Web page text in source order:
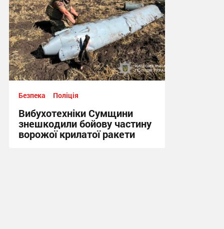
Безпека Поліція
Вибухотехніки Сумщини
знешкодили бойову частину
ворожої крилатої ракети